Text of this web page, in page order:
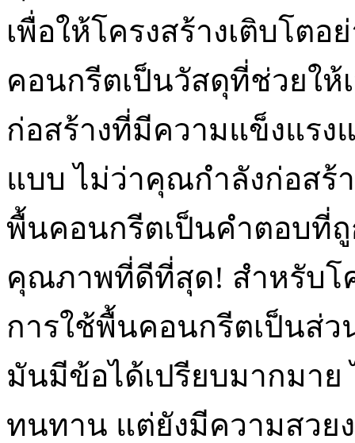
เพื่อให้โครงสร้างเติบโต
คอนกรีตเป็นวัสดุที่ช่วยใ
ก่อสร้างที่มีความแข็งแรง
แบบ ไม่ว่าคุณกำลังก่อสร้
พื้นคอนกรีตเป็นคำตอบที่
คุณภาพที่ดีที่สุด! สำหรับโ
การใช้พื้นคอนกรีตเป็นส่ว
มันมีข้อได้เปรียบมากมาย
ทนทาน แต่ยังมีความสวย